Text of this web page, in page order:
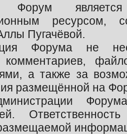
Форум является
ресурсом,
Пугачёвой.
Форума не
комментариев,
а также за
размещённой на